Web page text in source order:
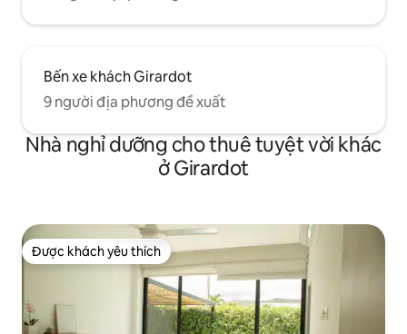
Bến xe khách Girardot
9 người địa phương đề xuất
Nhà nghỉ dưỡng cho thuê tuyệt vời khác
ở Girardot
Được khách yêu thích
Được khách yêu thích